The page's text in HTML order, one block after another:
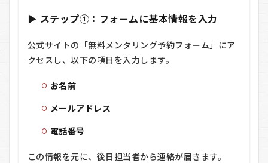
▶ ステップ①：フォームに基本情報を入力
公式サイトの「無料メンタリング予約フォーム」にア
クセスし、以下の項目を入力します。
お名前
メールアドレス
電話番号
この情報を元に、後日担当者から連絡が届きます。